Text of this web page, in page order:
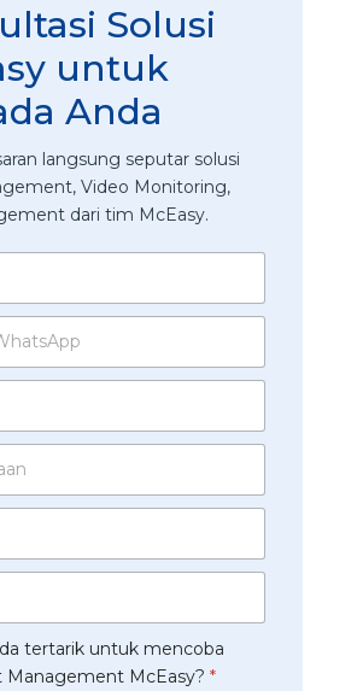
Solusi
untuk
Anda
langsung seputar solusi
Video Monitoring,
dari tim McEasy.
tertarik untuk mencoba
Management McEasy? *